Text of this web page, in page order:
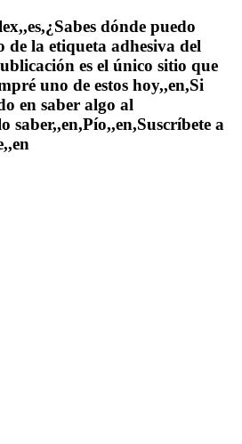
dónde puedo
de la etiqueta adhesiva del
es el único sitio que
uno de estos hoy,,en,Si
en saber algo al
saber,,en,Pío,,en,Suscríbete a